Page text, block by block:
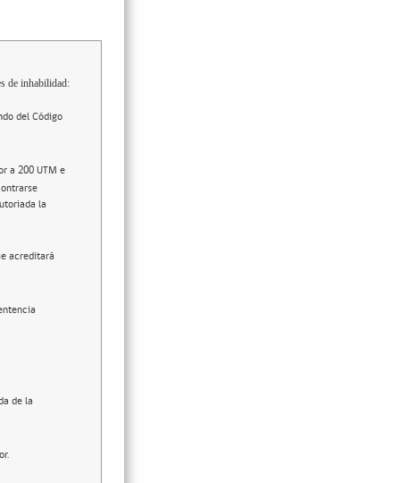
de inhabilidad:
del Código
a 200 UTM e
la
acreditará
de la